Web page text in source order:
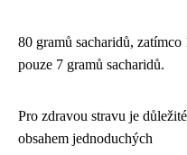
80 gramů sacharidů,
pouze 7 gramů sacharidů.
Pro zdravou stravu je
obsahem jednoduchých